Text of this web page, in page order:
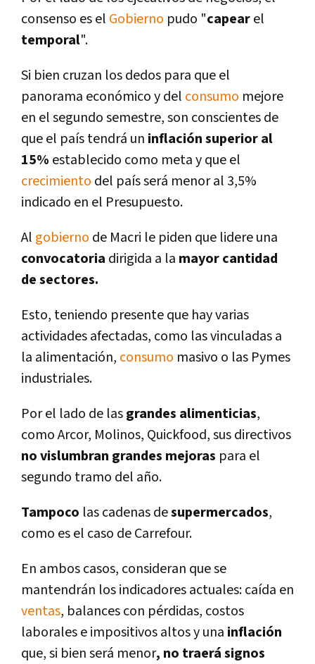
consenso es el Gobierno pudo "capearel
temporal".
Si bien cruzan los dedos para que el
panorama económico y del consumo mejore
en el segundo semestre, son conscientes de
que el paí­s tendrá un inflación superior al
15% establecido como meta y que el
crecimiento del paí­s será menor al 3,5%
indicado en el Presupuesto.
Al gobierno de Macri le piden que lidere una
convocatoria dirigida a la mayor cantidad
de sectores.
Esto, teniendo presente que hay varias
actividades afectadas, como las vinculadas a
la alimentación, consumo masivo o las Pymes
industriales.
Por el lado de lasgrandes alimenticias,
como Arcor, Molinos, Quickfood, sus directivos
no vislumbran grandes mejoras para el
segundo tramo del año.
Tampoco las cadenas desupermercados,
como es el caso de Carrefour.
En ambos casos, consideran que se
mantendrán los indicadores actuales: caí­da en
ventas, balances con pérdidas, costos
laborales e impositivos altos y una inflación
que, si bien será menor, no traerá signos